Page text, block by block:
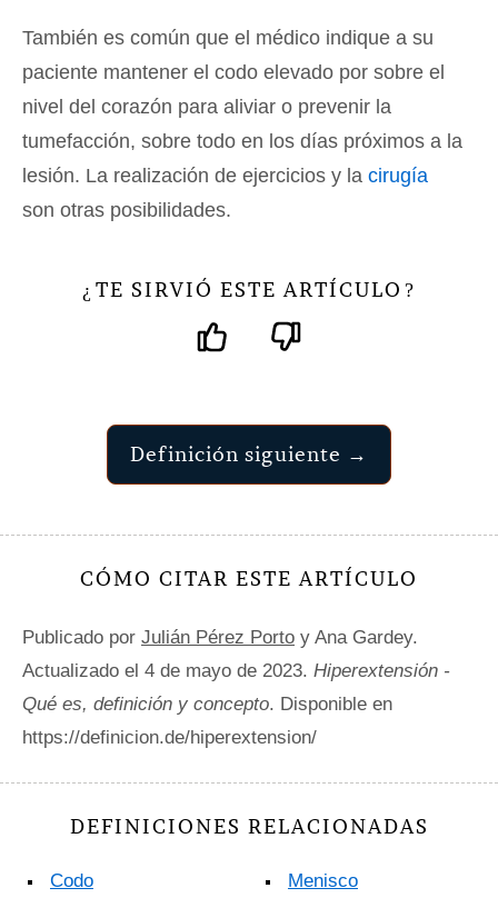
También es común que el médico indique a su
paciente mantener el codo elevado por sobre el
nivel del corazón para aliviar o prevenir la
tumefacción, sobre todo en los días próximos a la
lesión. La realización de ejercicios y la cirugía
son otras posibilidades.
¿ TE SIRVIÓ ESTE ARTÍCULO ?
Definición siguiente →
CÓMO CITAR ESTE ARTÍCULO
Publicado por Julián Pérez Porto y Ana Gardey.
Actualizado el 4 de mayo de 2023. Hiperextensión -
Qué es, definición y concepto. Disponible en
https://definicion.de/hiperextension/
DEFINICIONES RELACIONADAS
Codo Menisco